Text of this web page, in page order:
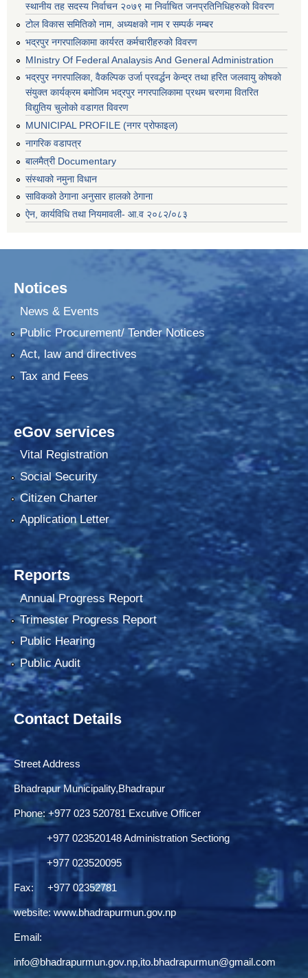
स्थानीय तह सदस्य निर्वाचन २०७९ मा निर्वाचित जनप्रतिनिधिहरुको विवरण
टोल विकास समितिको नाम, अध्यक्षको नाम र सम्पर्क नम्बर
भद्रपुर नगरपालिकामा कार्यरत कर्मचारीहरुको विवरण
MInistry Of Federal Analaysis And General Administration
भद्रपुर नगरपालिका, वैकल्पिक उर्जा प्रवर्द्धन केन्द्र तथा हरित जलवायु कोषको
संयुक्त कार्यक्रम बमोजिम भद्रपुर नगरपालिकामा प्रथम चरणमा वितरित
विद्युतिय चुलोको वडागत विवरण
MUNICIPAL PROFILE (नगर प्रोफाइल)
नागरिक वडापत्र
बालमैत्री Documentary
संस्थाको नमुना विधान
साविकको ठेगाना अनुसार हालको ठेगाना
ऐन, कार्यविधि तथा नियमावली- आ.व २०८२/०८३
Notices
News & Events
Public Procurement/ Tender Notices
Act, law and directives
Tax and Fees
eGov services
Vital Registration
Social Security
Citizen Charter
Application Letter
Reports
Annual Progress Report
Trimester Progress Report
Public Hearing
Public Audit
Contact Details
Street Address
Bhadrapur Municipality,Bhadrapur
Phone: ‌+977 023 520781 Excutive Officer
+977 023520148 Administration Sectiong
+977 023520095
Fax: +977 02352781
website: www.bhadrapurmun.gov.np
Email:
info@bhadrapurmun.gov.np,ito.bhadrapurmun@gmail.com